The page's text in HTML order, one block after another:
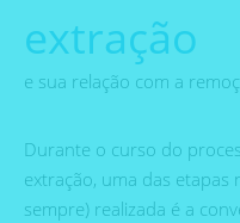
extração
e sua relação com a
Durante o curso do
extração, uma das
sempre) realizada é a